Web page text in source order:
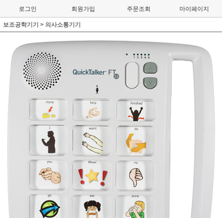
로그인 회원가입 주문조회 마이페이지
보조공학기기 > 의사소통기기